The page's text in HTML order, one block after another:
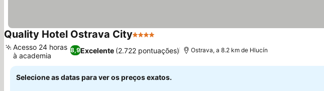
Quality Hotel Ostrava City4 Estrelas
8,9Excelente (2.722 pontuações)
Acesso 24 horas
à academia
Ostrava, a 8.2 km de Hlucín
Selecione as datas para ver os preços exatos.